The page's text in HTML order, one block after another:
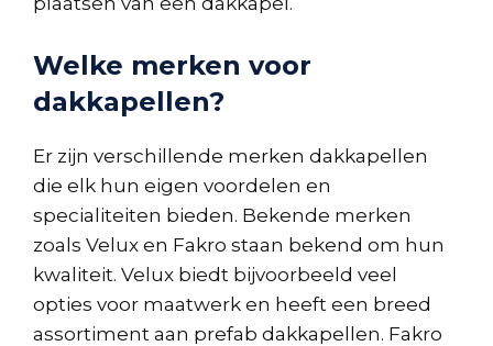
Welke merken voor
dakkapellen?
Er zijn verschillende merken dakkapellen
die elk hun eigen voordelen en
specialiteiten bieden. Bekende merken
zoals Velux en Fakro staan bekend om hun
kwaliteit. Velux biedt bijvoorbeeld veel
opties voor maatwerk en heeft een breed
assortiment aan prefab dakkapellen. Fakro